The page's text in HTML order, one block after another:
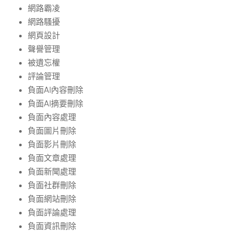
網路霸凌
網路騷擾
網頁設計
聲譽管理
被遺忘權
評論管理
負面AI內容刪除
負面AI摘要刪除
負面內容處理
負面圖片刪除
負面影片刪除
負面文章處理
負面新聞處理
負面社群刪除
負面網站刪除
負面評論處理
負面資訊刪除